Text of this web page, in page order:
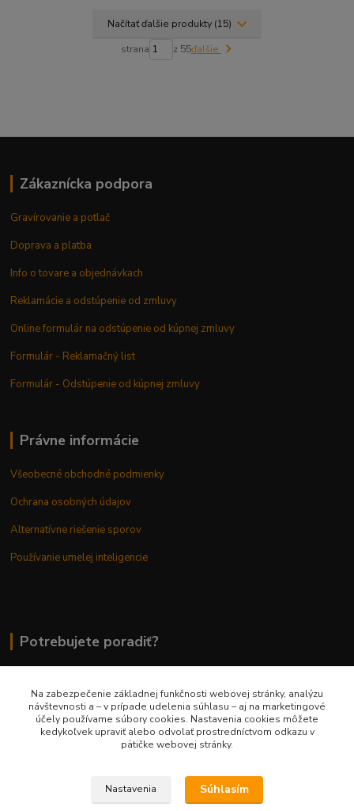
Načítať ďalšie produkty (15)
strana z 55ďalšie
Zákaznícka podpora
Gravírovanie a potlač
Doprava a platba
Info o tovare a objednávkach
Reklamácie a odstúpenie od zmluvy
Online formulár na odstúpenie od kúpnej zmluvy
Formulár - Reklamačný list
Formulár - Odstúpenie od kúpnej zmluvy
Právne informácie
Všeobecné obchodné podmienky
Ochrana osobných údajov
Alternatívne riešenie sporov
Používanie umelej inteligencie
Potrebujete poradiť?
0948 236 042
info@margaretkashop.sk
Na zabezpečenie základnej funkčnosti webovej stránky, analýzu
návštevnosti a – v prípade udelenia súhlasu – aj na marketingové
účely používame súbory cookies. Nastavenia cookies môžete
kedykoľvek upraviť alebo odvolať prostredníctvom odkazu v
pätičke webovej stránky.
Nastavenia Súhlasím